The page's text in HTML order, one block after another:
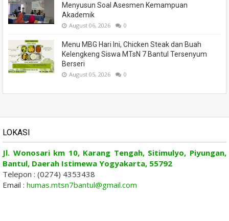
Menyusun Soal Asesmen Kemampuan
Akademik
August 06, 2026 0
Menu MBG Hari Ini, Chicken Steak dan Buah
Kelengkeng Siswa MTsN 7 Bantul Tersenyum
Berseri
August 05, 2026 0
LOKASI
Jl. Wonosari km 10, Karang Tengah, Sitimulyo, Piyungan,
Bantul, Daerah Istimewa Yogyakarta, 55792
Telepon : (0274) 4353438
Email : humas.mtsn7bantul@gmail.com